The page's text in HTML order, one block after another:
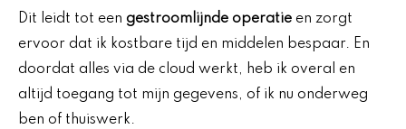
Dit leidt tot een gestroomlijnde operatie en zorgt
ervoor dat ik kostbare tijd en middelen bespaar. En
doordat alles via de cloud werkt, heb ik overal en
altijd toegang tot mijn gegevens, of ik nu onderweg
ben of thuiswerk.